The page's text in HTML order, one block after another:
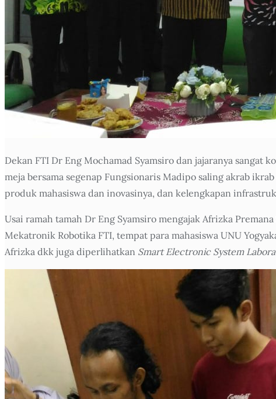
Dekan FTI Dr Eng Mochamad Syamsiro dan jajaranya sangat
meja bersama segenap Fungsionaris Madipo saling akrab
produk mahasiswa dan inovasinya, dan kelengkapan
Usai ramah tamah Dr Eng Syamsiro mengajak Afrizka
Mekatronik Robotika FTI, tempat para mahasiswa UNU
Afrizka dkk juga diperlihatkan Smart Electronic System